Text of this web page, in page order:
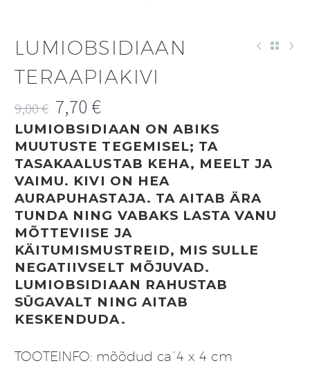
LUMIOBSIDIAAN
TERAAPIAKIVI
9,00€
Algne
hind
oli:
9,00 €.
7,70 €
Praegune
hind
on:
7,70 €.
LUMIOBSIDIAAN ON ABIKS
MUUTUSTE TEGEMISEL; TA
TASAKAALUSTAB KEHA, MEELT JA
VAIMU. KIVI ON HEA
AURAPUHASTAJA. TA AITAB ÄRA
TUNDA NING VABAKS LASTA VANU
MÕTTEVIISE JA
KÄITUMISMUSTREID, MIS SULLE
NEGATIIVSELT MÕJUVAD.
LUMIOBSIDIAAN RAHUSTAB
SÜGAVALT NING AITAB
KESKENDUDA.
TOOTEINFO: mõõdud ca´4 x 4 cm